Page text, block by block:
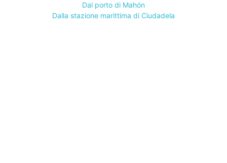
Dal porto di Mahón
Dalla stazione marittima di Ciudadela